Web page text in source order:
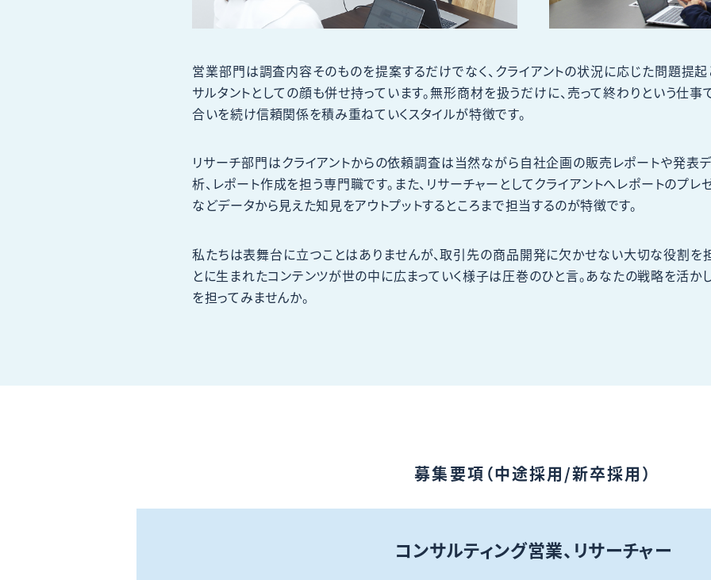
営業部門は調査内容そのものを提案するだけでなく、クライアントの状況に応じた問題提
サルタントとしての顔も併せ持っています。無形商材を扱うだけに、売って終わりという仕
合いを続け信頼関係を積み重ねていくスタイルが特徴です。
リサーチ部門はクライアントからの依頼調査は当然ながら自社企画の販売レポートや発表
析、レポート作成を担う専門職です。また、リサーチャーとしてクライアントへレポートのプ
などデータから見えた知見をアウトプットするところまで担当するのが特徴です。
私たちは表舞台に立つことはありませんが、取引先の商品開発に欠かせない大切な役割を
とに生まれたコンテンツが世の中に広まっていく様子は圧巻のひと言。あなたの戦略を活か
を担ってみませんか。
募集要項（中途採用/新卒採用）
コンサルティング営業、リサーチャー